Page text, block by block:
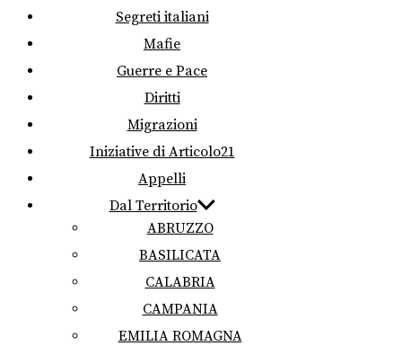
Segreti italiani
Mafie
Guerre e Pace
Diritti
Migrazioni
Iniziative di Articolo21
Appelli
Dal Territorio
ABRUZZO
BASILICATA
CALABRIA
CAMPANIA
EMILIA ROMAGNA